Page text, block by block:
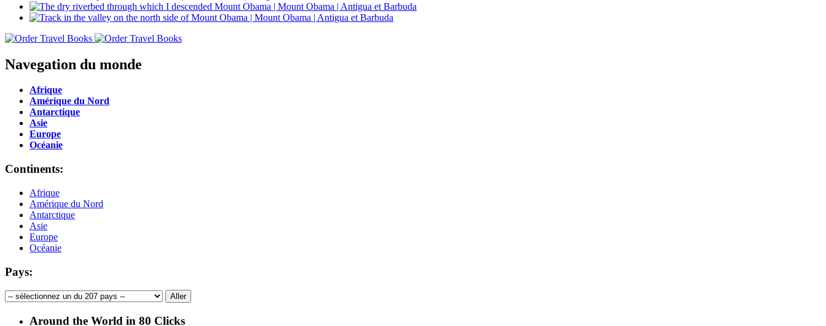
Navegation du monde
Afrique
Amérique du Nord
Antarctique
Asie
Europe
Océanie
Continents:
Afrique
Amérique du Nord
Antarctique
Asie
Europe
Océanie
Pays:
Around the World in 80 Clicks